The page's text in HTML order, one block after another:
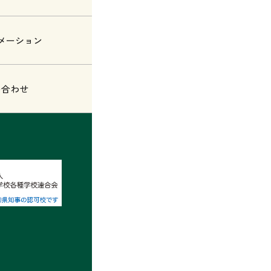
ーション
わせ